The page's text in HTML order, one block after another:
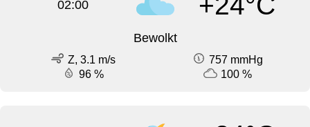
02:00
Bewolkt
Z, 3.1 m/s
757 mmHg
96 %
100 %